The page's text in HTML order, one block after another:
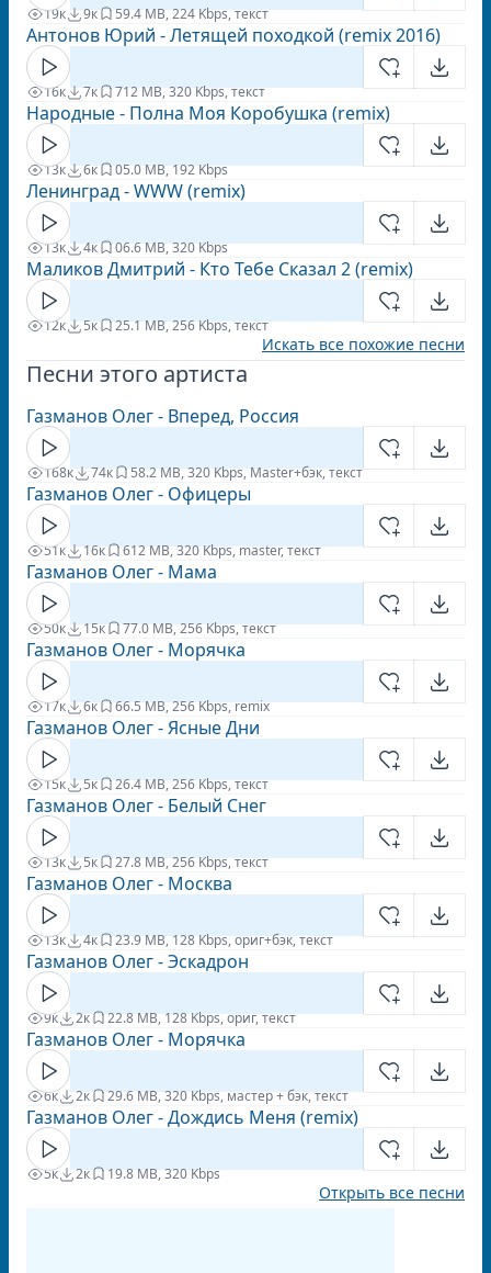
19к 9к 59.4 MB, 224 Kbps, текст
Антонов Юрий - Летящей походкой (remix 2016)
16к 7к 712 MB, 320 Kbps, текст
Народные - Полна Моя Коробушка (remix)
13к 6к 05.0 MB, 192 Kbps
Ленинград - WWW (remix)
13к 4к 06.6 MB, 320 Kbps
Маликов Дмитрий - Кто Тебе Сказал 2 (remix)
12к 5к 25.1 MB, 256 Kbps, текст
Искать все похожие песни
Песни этого артиста
Газманов Олег - Вперед, Россия
168к 74к 58.2 MB, 320 Kbps, Master+бэк, текст
Газманов Олег - Офицеры
51к 16к 612 MB, 320 Kbps, master, текст
Газманов Олег - Мама
50к 15к 77.0 MB, 256 Kbps, текст
Газманов Олег - Морячка
17к 6к 66.5 MB, 256 Kbps, remix
Газманов Олег - Ясные Дни
15к 5к 26.4 MB, 256 Kbps, текст
Газманов Олег - Белый Снег
13к 5к 27.8 MB, 256 Kbps, текст
Газманов Олег - Москва
13к 4к 23.9 MB, 128 Kbps, ориг+бэк, текст
Газманов Олег - Эскадрон
9к 2к 22.8 MB, 128 Kbps, ориг, текст
Газманов Олег - Морячка
6к 2к 29.6 MB, 320 Kbps, мастер + бэк, текст
Газманов Олег - Дождись Меня (remix)
5к 2к 19.8 MB, 320 Kbps
Открыть все песни